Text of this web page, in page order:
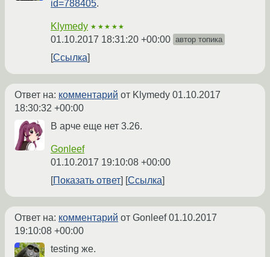
id=788405.
Klymedy ★★★★★
01.10.2017 18:31:20 +00:00 автор топика
Ссылка
Ответ на: комментарий от Klymedy 01.10.2017
18:30:32 +00:00
В арче еще нет 3.26.
Gonleef
01.10.2017 19:10:08 +00:00
Показать ответ
Ссылка
Ответ на: комментарий от Gonleef01.10.2017
19:10:08 +00:00
testing же.